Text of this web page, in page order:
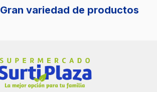
Gran variedad de productos